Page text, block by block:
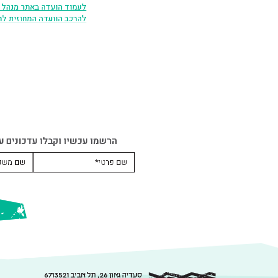
לעמוד הועדה באתר מנהל
להרכב הוועדה המחוזית
הרשמו עכשיו וקבלו
סעדיה גאון 26, תל אביב 6713521